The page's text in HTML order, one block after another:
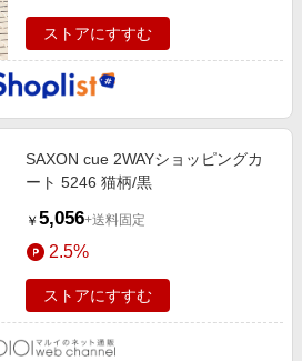
ストアにすすむ
SAXON cue 2WAYショッピングカ
ート 5246 猫柄/黒
￥ 5,056+送料固定
2.5%
ストアにすすむ